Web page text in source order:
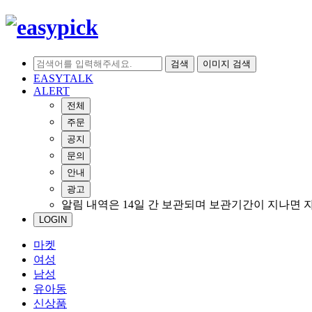
검색 이미지 검색
EASYTALK
ALERT
전체
주문
공지
문의
안내
광고
알림 내역은 14일 간 보관되며 보관기간이 지나면
LOGIN
마켓
여성
남성
유아동
신상품